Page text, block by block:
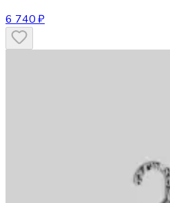
6 740 ₽